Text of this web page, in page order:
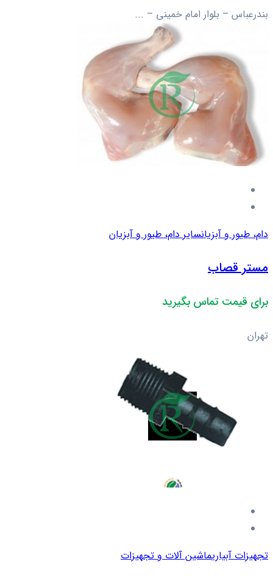
بندرعباس – بلوار امام خمینی – ...
دام، طیور و آبزیانسایر دام، طیور و آبزیان
مستر قصاب
برای قیمت تماس بگیرید
تهران
تجهیزات آبیاریماشین آلات و تجهیزات